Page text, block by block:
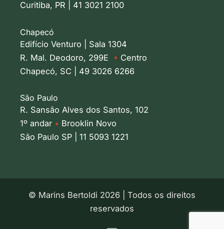
Curitiba, PR | 41 3021 2100
Chapecó
Edifício Venturo | Sala 1304
R. Mal. Deodoro, 299E • Centro
Chapecó, SC | 49 3026 6266
São Paulo
R. Sansão Alves dos Santos, 102
1º andar • Brooklin Novo
São Paulo SP | 11 5093 1221
© Marins Bertoldi 2026 | Todos os direitos
reservados